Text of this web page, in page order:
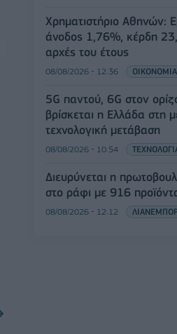
Χρηματιστήριο Αθηνών:
άνοδος 1,76%, κέρδη
αρχές του έτους
08/08/2026 - 12:36 ΟΙΚΟΝΟΜΙΑ
5G παντού, 6G στον
βρίσκεται η Ελλάδα στη
τεχνολογική μετάβαση
08/08/2026 - 10:54
Διευρύνεται η
στο ράφι με 916
08/08/2026 - 12:12